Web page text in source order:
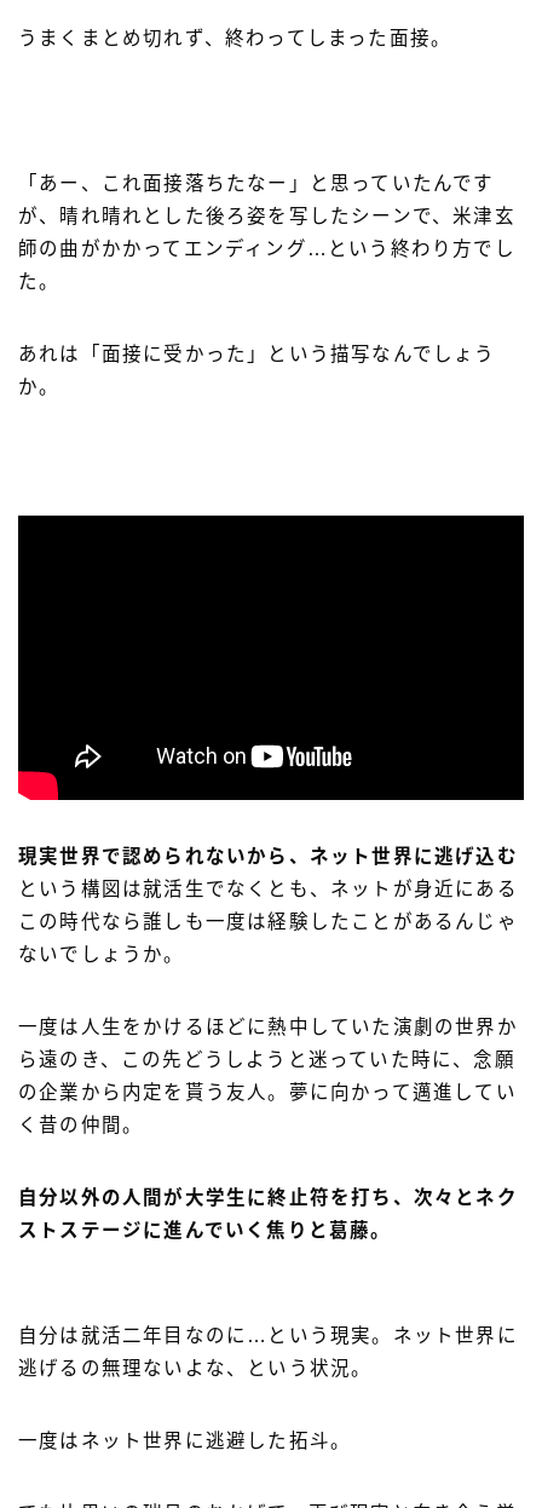
うまくまとめ切れず、終わってしまった面接。
「あー、これ面接落ちたなー」と思っていたんです
が、晴れ晴れとした後ろ姿を写したシーンで、米津玄
師の曲がかかってエンディング…という終わり方でし
た。
あれは「面接に受かった」という描写なんでしょう
か。
現実世界で認められないから、ネット世界に逃げ込む
という構図は就活生でなくとも、ネットが身近にある
この時代なら誰しも一度は経験したことがあるんじゃ
ないでしょうか。
一度は人生をかけるほどに熱中していた演劇の世界か
ら遠のき、この先どうしようと迷っていた時に、念願
の企業から内定を貰う友人。夢に向かって邁進してい
く昔の仲間。
自分以外の人間が大学生に終止符を打ち、次々とネク
ストステージに進んでいく焦りと葛藤。
自分は就活二年目なのに…という現実。ネット世界に
逃げるの無理ないよな、という状況。
一度はネット世界に逃避した拓斗。